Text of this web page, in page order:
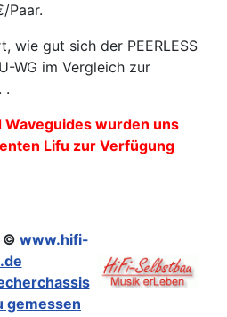
Paar.
wie gut sich der PEERLESS
WG im Vergleich zur
.
Waveguides wurden uns
Lifu zur Verfügung
© www.hifi-
gemessen